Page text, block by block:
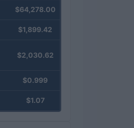
$64,278.00
$1,899.42
$2,030.62
$0.999
$1.07